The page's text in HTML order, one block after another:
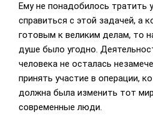
Ему не понадобилось тратить
справиться с этой задачей, а
готовым к великим делам, то
душе было угодно.
человека не осталась
принять участие в операции,
должна была изменить тот
современные люди.